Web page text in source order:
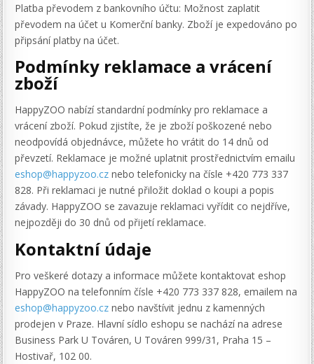
Platba převodem z bankovního účtu: Možnost zaplatit
převodem na účet u Komerční banky. Zboží je expedováno po
připsání platby na účet.
Podmínky reklamace a vrácení
zboží
HappyZOO nabízí standardní podmínky pro reklamace a
vrácení zboží. Pokud zjistíte, že je zboží poškozené nebo
neodpovídá objednávce, můžete ho vrátit do 14 dnů od
převzetí. Reklamace je možné uplatnit prostřednictvím emailu
eshop@happyzoo.cz nebo telefonicky na čísle +420 773 337
828. Při reklamaci je nutné přiložit doklad o koupi a popis
závady. HappyZOO se zavazuje reklamaci vyřídit co nejdříve,
nejpozději do 30 dnů od přijetí reklamace.
Kontaktní údaje
Pro veškeré dotazy a informace můžete kontaktovat eshop
HappyZOO na telefonním čísle +420 773 337 828, emailem na
eshop@happyzoo.cz nebo navštívit jednu z kamenných
prodejen v Praze. Hlavní sídlo eshopu se nachází na adrese
Business Park U Továren, U Továren 999/31, Praha 15 –
Hostivař, 102 00.